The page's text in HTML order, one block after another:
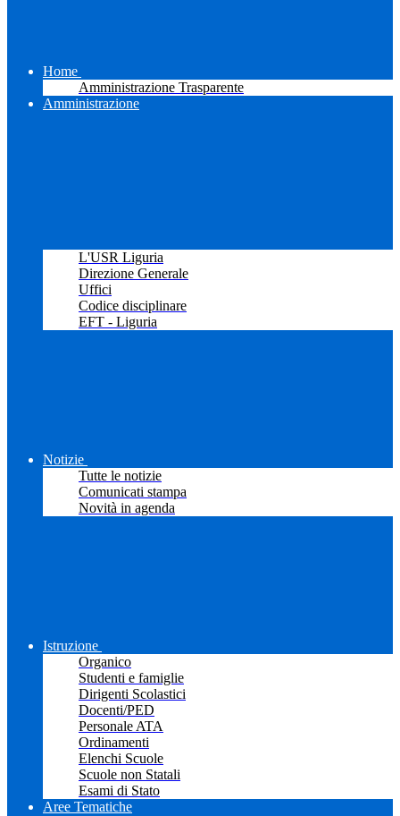
Home
Amministrazione Trasparente
Amministrazione
L'USR Liguria
Direzione Generale
Uffici
Codice disciplinare
EFT - Liguria
Notizie
Tutte le notizie
Comunicati stampa
Novità in agenda
Istruzione
Organico
Studenti e famiglie
Dirigenti Scolastici
Docenti/PED
Personale ATA
Ordinamenti
Elenchi Scuole
Scuole non Statali
Esami di Stato
Aree Tematiche